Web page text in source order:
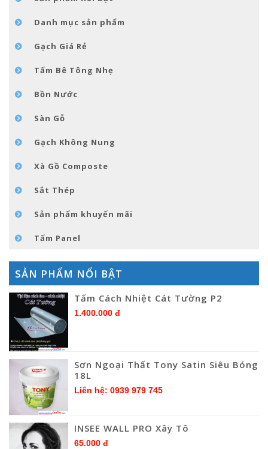
LIÊN HỆDanh mục sản phẩm
Gạch Giá Rẻ
Tấm Bê Tông Nhẹ
Bồn Nước
Sàn Gỗ
Gạch Không Nung
Xà Gồ Composte
Sắt Thép
Sản phẩm khuyến mãi
Tấm Panel
SẢN PHẨM NỔI BẬT
Tấm Cách Nhiệt Cát Tường P2
1.400.000 đ
Sơn Ngoại Thất Tony Satin Siêu Bóng
18L
Liên hệ: 0939 979 745
INSEE WALL PRO Xây Tô
65.000 đ